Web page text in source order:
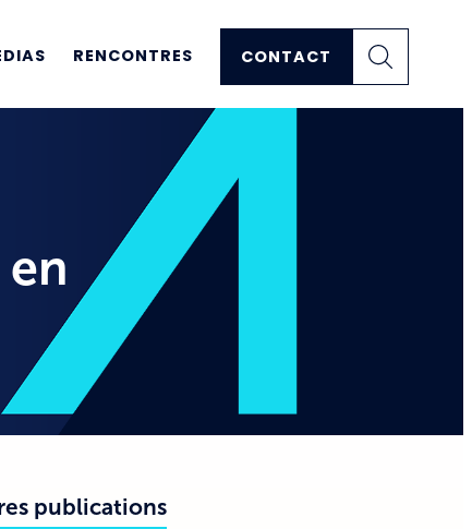
RENCONTRES CONTACT
publications